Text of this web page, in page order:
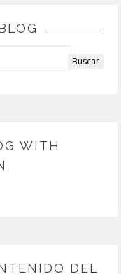
WITH
DEL